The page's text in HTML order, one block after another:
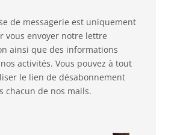
de messagerie est uniquement
vous envoyer notre lettre
ainsi que des informations
activités. Vous pouvez à tout
le lien de désabonnement
chacun de nos mails.